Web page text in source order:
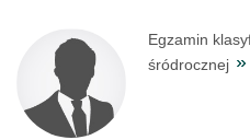
Egzamin
śródrocznej